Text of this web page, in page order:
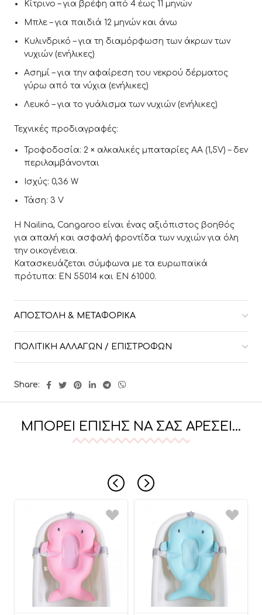
Κίτρινο – για βρέφη από 4 έως 11 μηνών
Μπλε – για παιδιά 12 μηνών και άνω
Κυλινδρικό – για τη διαμόρφωση των άκρων των
νυχιών (ενήλικες)
Ασημί – για την αφαίρεση του νεκρού δέρματος
γύρω από τα νύχια (ενήλικες)
Λευκό – για το γυάλισμα των νυχιών (ενήλικες)
Τεχνικές προδιαγραφές:
Τροφοδοσία: 2 × αλκαλικές μπαταρίες AA (1,5V) – δεν
περιλαμβάνονται
Ισχύς: 0,36 W
Τάση: 3 V
Η Nailina, Cangaroo είναι ένας αξιόπιστος βοηθός
για απαλή και ασφαλή φροντίδα των νυχιών για όλη
την οικογένεια.
Κατασκευάζεται σύμφωνα με τα ευρωπαϊκά
πρότυπα: EN 55014 και EN 61000.
ΑΠΟΣΤΟΛΉ & ΜΕΤΑΦΟΡΙΚΆ
ΠΟΛΙΤΙΚΉ ΑΛΛΑΓΏΝ / ΕΠΙΣΤΡΟΦΏΝ
Share:
ΜΠΟΡΕΊ ΕΠΊΣΗΣ ΝΑ ΣΑΣ ΑΡΈΣΕΙ…